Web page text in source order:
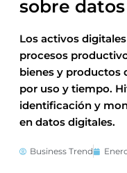
sobre
Los activos
procesos
bienes y productos
por uso y tiempo.
identificación y
en datos digitales.
Business Trend